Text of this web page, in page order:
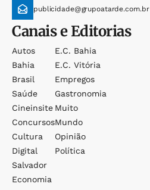
publicidade@grupoatarde.com.br
Canais e Editorias
Autos
Bahia
Brasil
Saúde
Cineinsite
Concursos
Cultura
Digital
Salvador
Economia
E.c. Bahia
E.c. Vitória
Empregos
Gastronomia
Muito
Mundo
Opinião
Política